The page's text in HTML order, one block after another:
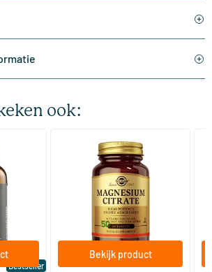
ook:
Bestseller
(287)
Magnesium Citrate
(Magnesium Citraat)
60/​120 tabletten
Solgar Vitamins
16.50
Bekijk product